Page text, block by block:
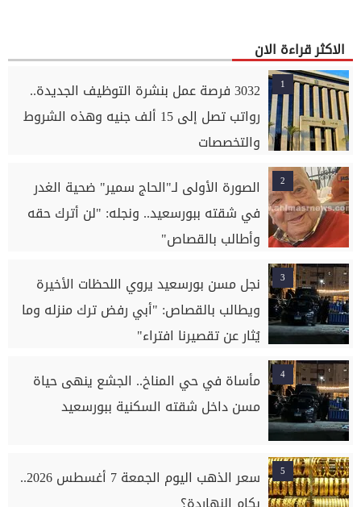
الاكثر قراءة الان
1
3032 فرصة عمل بنشرة التوظيف الجديدة..
رواتب تصل إلى 15 ألف جنيه وهذه الشروط
والتخصصات
2
الصورة الأولى لـ"الحاج سمير" ضحية الغدر
في شقته ببورسعيد.. ونجله: "لن أترك حقه
وأطالب بالقصاص"
3
نجل مسن بورسعيد يروي اللحظات الأخيرة
ويطالب بالقصاص: "أبي رفض ترك منزله وما
يُثار عن تقصيرنا افتراء"
4
مأساة في حي المناخ.. الجشع ينهى حياة
مسن داخل شقته السكنية ببورسعيد
5
سعر الذهب اليوم الجمعة 7 أغسطس 2026..